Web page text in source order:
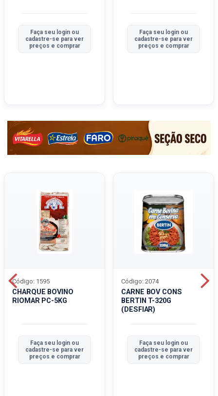
Faça seu login ou
cadastre-se para ver
preços e comprar
Faça seu login ou
cadastre-se para ver
preços e comprar
CHARQUE BOVINO
RIOMAR PC-5KG
Código: 1595
Faça seu login ou
cadastre-se para ver
preços e comprar
CARNE BOV CONS
BERTIN T-320G
(DESFIAR)
Código: 2074
Faça seu login ou
cadastre-se para ver
preços e comprar